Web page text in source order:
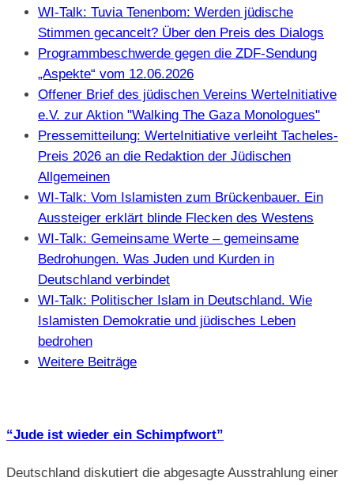
WI-Talk: Tuvia Tenenbom: Werden jüdische
Stimmen gecancelt? Über den Preis des Dialogs
Programmbeschwerde gegen die ZDF-Sendung
„Aspekte“ vom 12.06.2026
Offener Brief des jüdischen Vereins WerteInitiative
e.V. zur Aktion "Walking The Gaza Monologues"
Pressemitteilung: WerteInitiative verleiht Tacheles-
Preis 2026 an die Redaktion der Jüdischen
Allgemeinen
WI-Talk: Vom Islamisten zum Brückenbauer. Ein
Aussteiger erklärt blinde Flecken des Westens
WI-Talk: Gemeinsame Werte – gemeinsame
Bedrohungen. Was Juden und Kurden in
Deutschland verbindet
WI-Talk: Politischer Islam in Deutschland. Wie
Islamisten Demokratie und jüdisches Leben
bedrohen
Weitere Beiträge
“Jude ist wieder ein Schimpfwort”
Deutschland diskutiert die abgesagte Ausstrahlung einer